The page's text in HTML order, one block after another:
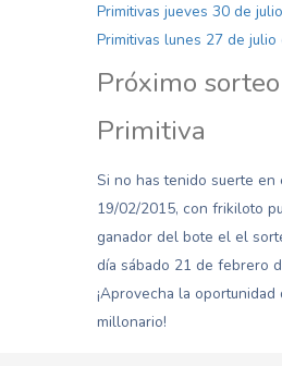
Primitivas jueves 30 de
Primitivas lunes 27 de
Próximo
Primitiva
Si no has tenido suerte
19/02/2015, con frikiloto
ganador del bote el el
día sábado 21 de febrero
¡Aprovecha la oportunidad
millonario!